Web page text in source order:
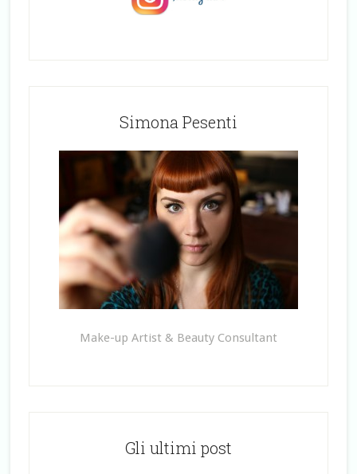
Simona Pesenti
Make-up Artist & Beauty Consultant
Gli ultimi post